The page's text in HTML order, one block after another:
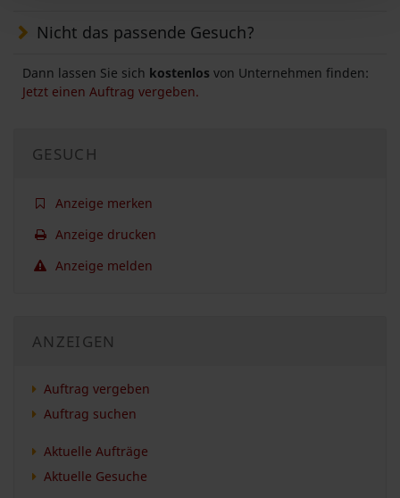
Nicht das passende Gesuch?
Dann lassen Sie sich kostenlos von Unternehmen finden:
Jetzt einen Auftrag vergeben.
GESUCH
Anzeige merken
Anzeige drucken
Anzeige melden
ANZEIGEN
Auftrag vergeben
Auftrag suchen
Aktuelle Aufträge
Aktuelle Gesuche